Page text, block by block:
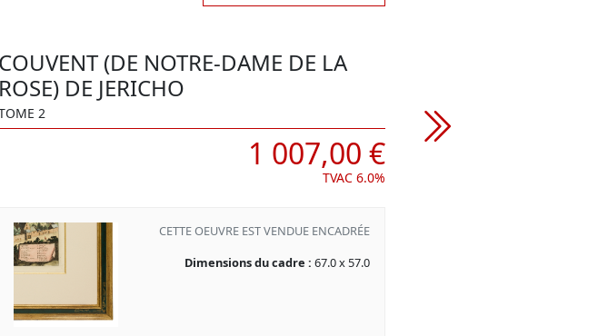
COUVENT (DE NOTRE-DAME DE LA
ROSE) DE JERICHO
2
1 007,00 €
TVAC 6.0%
CETTE OEUVRE EST VENDUE ENCADRÉE
Dimensions du cadre : 67.0 x 57.0